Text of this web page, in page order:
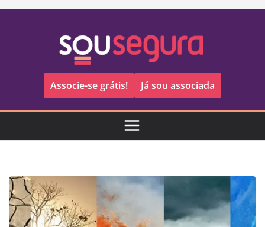
Pular
Associe-se grátis! Já sou associada